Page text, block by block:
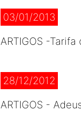
03/01/2013
ARTIGOS -
28/12/2012
ARTIGOS -